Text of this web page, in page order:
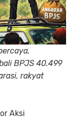
BPJS 40.499
rakyat
Aksi